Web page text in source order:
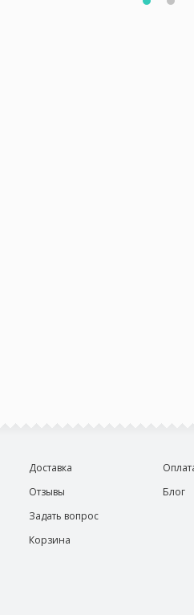
Доставка
Отзывы
Задать вопрос
Корзина
Блог